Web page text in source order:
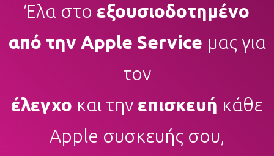
Έλα στο εξουσιοδοτημένο
από την Apple Service μας για
τον
έλεγχο και την επισκευή κάθε
Apple συσκευής σου,